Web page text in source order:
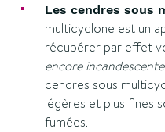
Les cendres sous
multicyclone est un
récupérer par effet
encore
cendres sous
légères et plus fines
fumées.